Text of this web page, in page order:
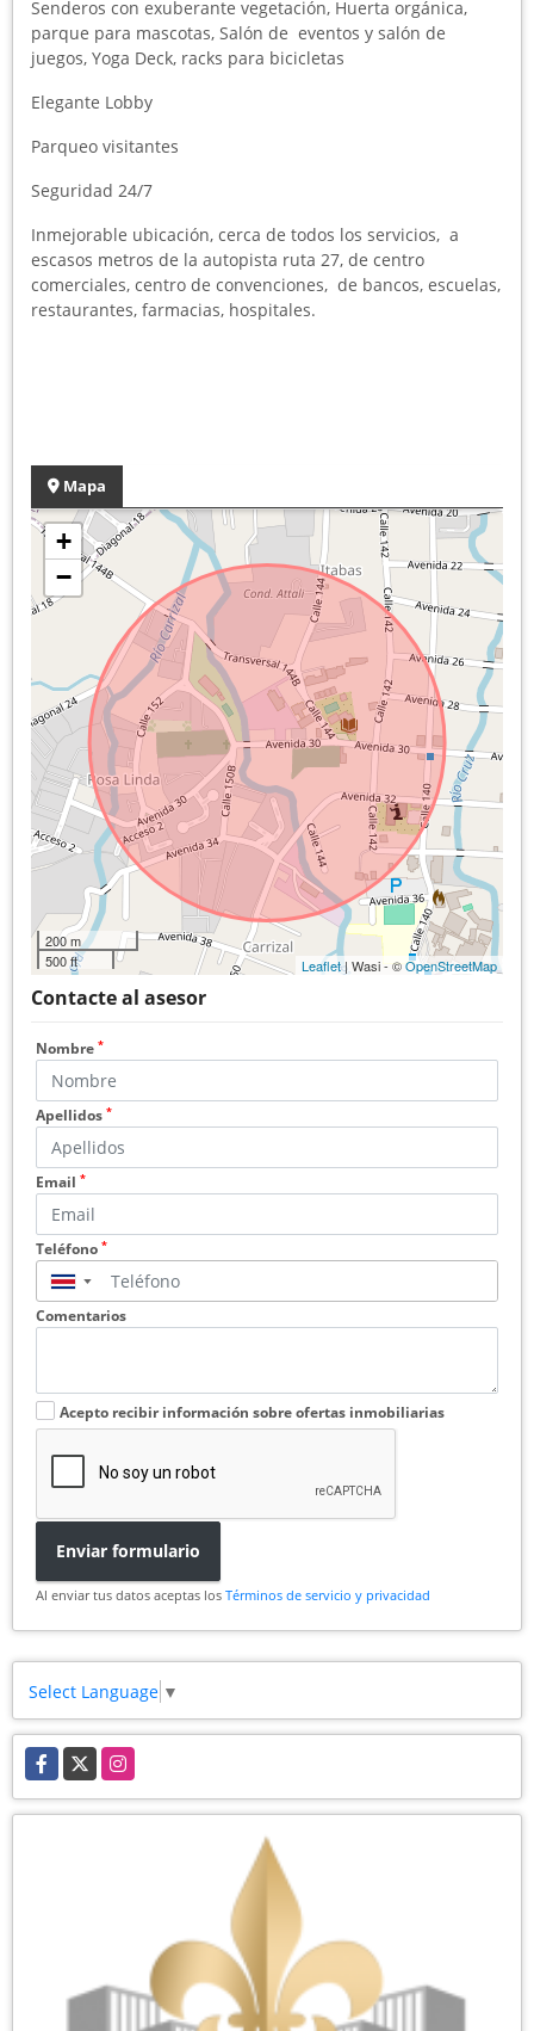
Senderos con exuberante vegetación, Huerta orgánica,
parque para mascotas, Salón de eventos y salón de
juegos, Yoga Deck, racks para bicicletas
Elegante Lobby
Parqueo visitantes
Seguridad 24/7
Inmejorable ubicación, cerca de todos los servicios, a
escasos metros de la autopista ruta 27, de centro
comerciales, centro de convenciones, de bancos, escuelas,
restaurantes, farmacias, hospitales.
Mapa
+
−
200 m
500 ft
Leaflet| Wasi - ©OpenStreetMap
Contacte al asesor
Nombre *
Apellidos *
Email *
Teléfono *
▼
Comentarios
Acepto recibir información sobre ofertas inmobiliarias
Enviar formulario
Al enviar tus datos aceptas los Términos de servicio y privacidad
Select Language ▼
Facebook
X Instagram